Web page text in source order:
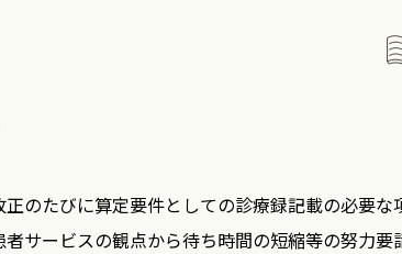
のたびに算定要件としての診療録記載の必要
サービスの観点から待ち時間の短縮等の努力